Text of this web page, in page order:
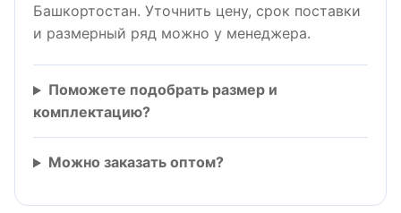
Башкортостан. Уточнить цену, срок поставки
и размерный ряд можно у менеджера.
Поможете подобрать размер и
комплектацию?
Можно заказать оптом?